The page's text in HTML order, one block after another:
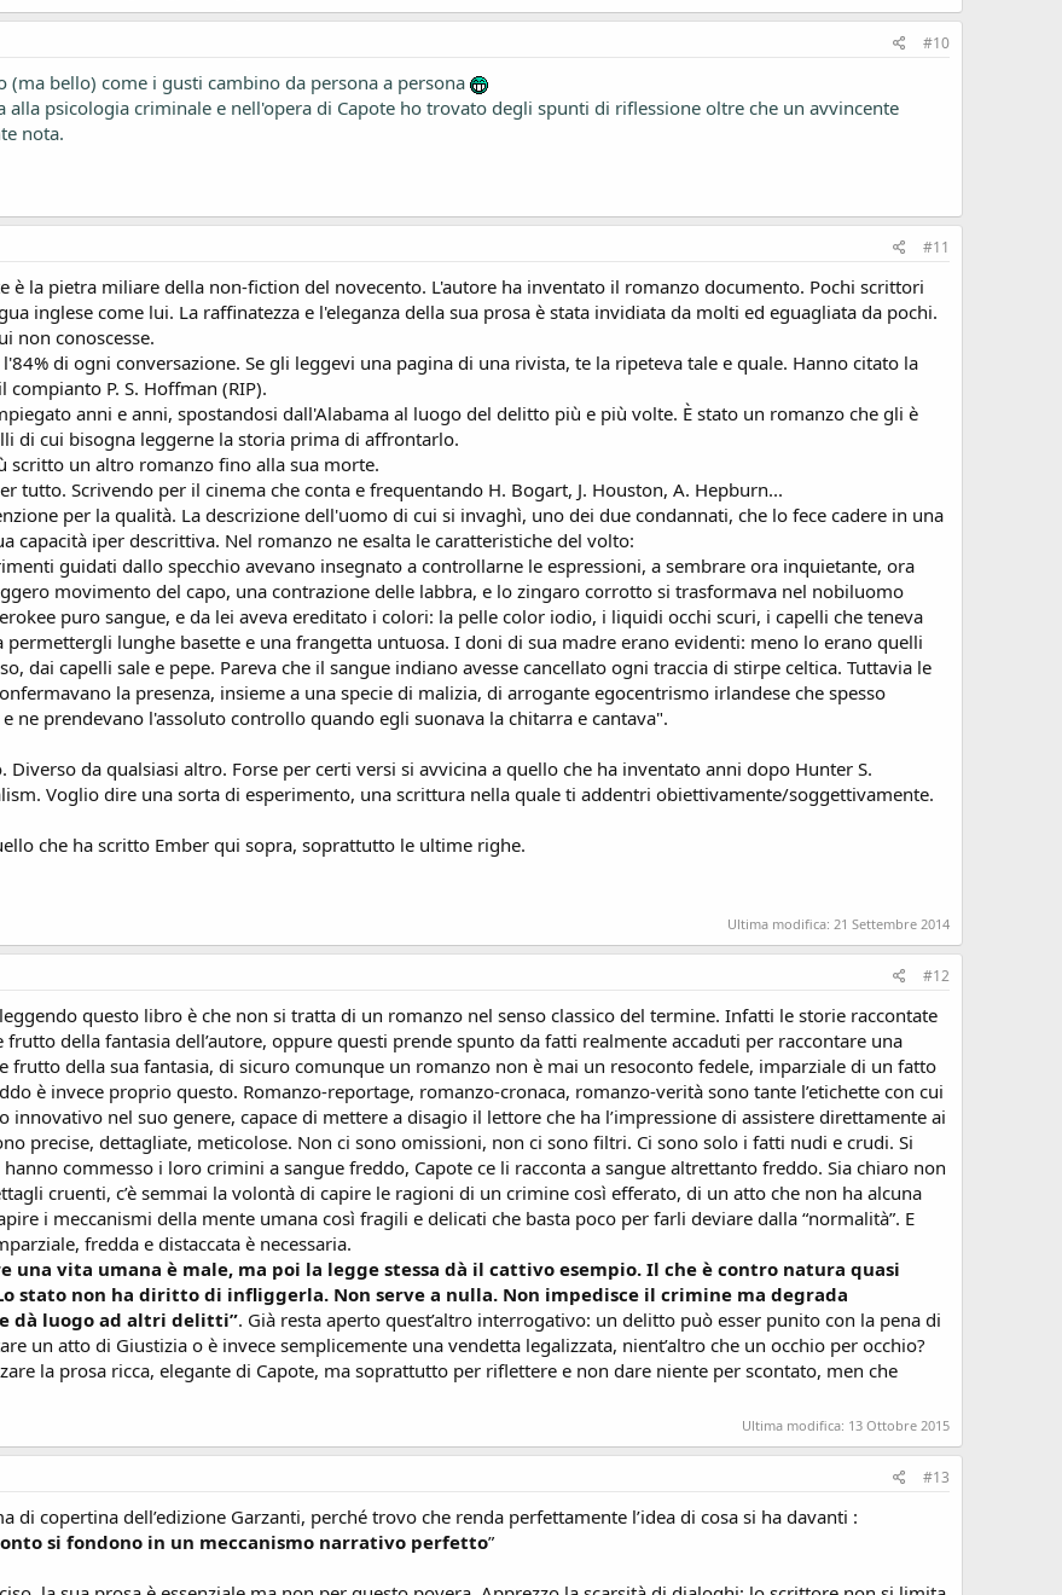
#10
bello) come i gusti cambino da persona a persona
alla psicologia criminale e nell'opera di Capote ho trovato degli spunti di riflessione oltre che un avvincente
nota.
#11
è la pietra miliare della non-fiction del novecento. L'autore ha inventato il romanzo documento. Pochi scrittori
inglese come lui. La raffinatezza e l'eleganza della sua prosa è stata invidiata da molti ed eguagliata da pochi.
non conoscesse.
di ogni conversazione. Se gli leggevi una pagina di una rivista, te la ripeteva tale e quale. Hanno citato la
P. S. Hoffman (RIP).
anni e anni, spostandosi dall'Alabama al luogo del delitto più e più volte. È stato un romanzo che gli è
di cui bisogna leggerne la storia prima di affrontarlo.
scritto un altro romanzo fino alla sua morte.
tutto. Scrivendo per il cinema che conta e frequentando H. Bogart, J. Houston, A. Hepburn...
per la qualità. La descrizione dell'uomo di cui si invaghì, uno dei due condannati, che lo fece cadere in una
capacità iper descrittiva. Nel romanzo ne esalta le caratteristiche del volto:
guidati dallo specchio avevano insegnato a controllarne le espressioni, a sembrare ora inquietante, ora
movimento del capo, una contrazione delle labbra, e lo zingaro corrotto si trasformava nel nobiluomo
puro sangue, e da lei aveva ereditato i colori: la pelle color iodio, i liquidi occhi scuri, i capelli che teneva
lunghe basette e una frangetta untuosa. I doni di sua madre erano evidenti: meno lo erano quelli
dai capelli sale e pepe. Pareva che il sangue indiano avesse cancellato ogni traccia di stirpe celtica. Tuttavia le
la presenza, insieme a una specie di malizia, di arrogante egocentrismo irlandese che spesso
ne prendevano l'assoluto controllo quando egli suonava la chitarra e cantava".
da qualsiasi altro. Forse per certi versi si avvicina a quello che ha inventato anni dopo Hunter S.
Voglio dire una sorta di esperimento, una scrittura nella quale ti addentri obiettivamente/soggettivamente.
che ha scritto Ember qui sopra, soprattutto le ultime righe.
Ultima modifica: 21 Settembre 2014
#12
questo libro è che non si tratta di un romanzo nel senso classico del termine. Infatti le storie raccontate
della fantasia dell’autore, oppure questi prende spunto da fatti realmente accaduti per raccontare una
frutto della sua fantasia, di sicuro comunque un romanzo non è mai un resoconto fedele, imparziale di un fatto
è invece proprio questo. Romanzo-reportage, romanzo-cronaca, romanzo-verità sono tante l’etichette con cui
nel suo genere, capace di mettere a disagio il lettore che ha l’impressione di assistere direttamente ai
precise, dettagliate, meticolose. Non ci sono omissioni, non ci sono filtri. Ci sono solo i fatti nudi e crudi. Si
commesso i loro crimini a sangue freddo, Capote ce li racconta a sangue altrettanto freddo. Sia chiaro non
cruenti, c’è semmai la volontà di capire le ragioni di un crimine così efferato, di un atto che non ha alcuna
i meccanismi della mente umana così fragili e delicati che basta poco per farli deviare dalla “normalità”. E
fredda e distaccata è necessaria.
una vita umana è male, ma poi la legge stessa dà il cattivo esempio. Il che è contro natura quasi
stato non ha diritto di infliggerla. Non serve a nulla. Non impedisce il crimine ma degrada
dà luogo ad altri delitti”. Già resta aperto quest’altro interrogativo: un delitto può esser punito con la pena di
un atto di Giustizia o è invece semplicemente una vendetta legalizzata, nient’altro che un occhio per occhio?
la prosa ricca, elegante di Capote, ma soprattutto per riflettere e non dare niente per scontato, men che
Ultima modifica: 13 Ottobre 2015
#13
di copertina dell’edizione Garzanti, perché trovo che renda perfettamente l’idea di cosa si ha davanti :
si fondono in un meccanismo narrativo perfetto”